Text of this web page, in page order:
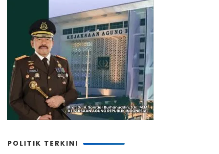
POLITIK TERKINI